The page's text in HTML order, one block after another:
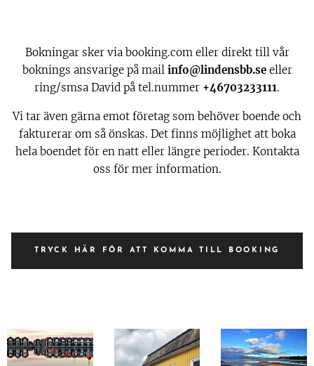
Bokningar sker via booking.com eller direkt till vår
boknings ansvarige på mail info@lindensbb.seeller
ring/smsa David på tel.nummer +46703233111.
Vi tar även gärna emot företag som behöver boende och
fakturerar om så önskas. Det finns möjlighet att boka
hela boendet för en natt eller längre perioder. Kontakta
oss för mer information.
TRYCK HÄR FÖR ATT KOMMA TILL BOOKING